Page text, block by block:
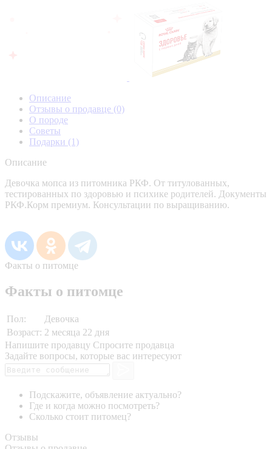
Описание
Отзывы о продавце (0)
О породе
Советы
Подарки (1)
Описание
Девочка мопса из питомника РКФ. От титулованных,
тестированных по здоровью и психике родителей. Документы
РКФ.Корм премиум. Консультации по выращиванию.
Факты о питомце
Факты о питомце
Пол:
Девочка
Возраст: 2 месяца 22 дня
Напишите продавцу Спросите продавца
Задайте вопросы, которые вас интересуют
Подскажите, объявление актуально?
Где и когда можно посмотреть?
Сколько стоит питомец?
Отзывы